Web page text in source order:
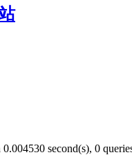
0.004530 second(s), 0